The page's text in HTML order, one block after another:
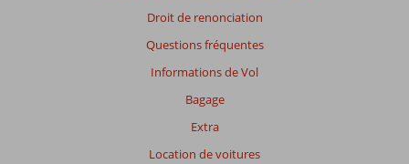
Droit de renonciation
Questions fréquentes
Informations de Vol
Bagage
Extra
Location de voitures